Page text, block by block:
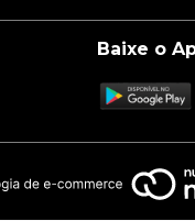
Baixe o